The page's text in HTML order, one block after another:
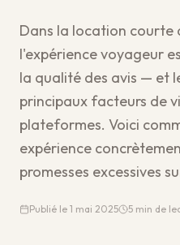
Dans la location courte
l'expérience voyageur
la qualité des avis — et
principaux facteurs de
plateformes. Voici
expérience
promesses excessives
Publié le 1 mai 2025 5 min de